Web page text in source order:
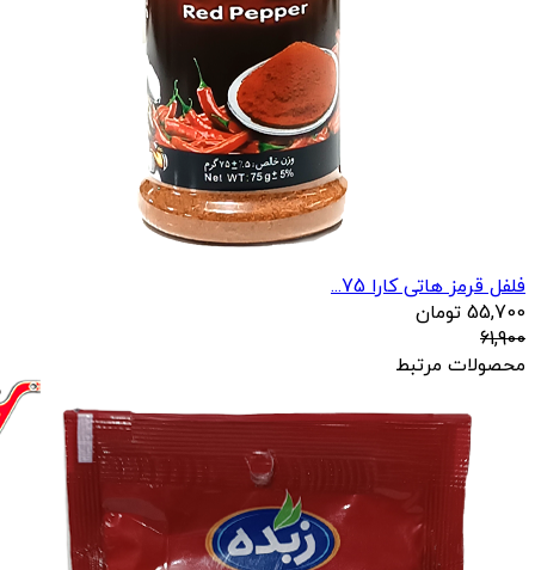
فلفل قرمز هاتی کارا 75...
55,700 تومان
61,900
محصولات مرتبط